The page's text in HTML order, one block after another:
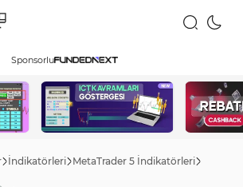
Sponsorlu
İndikatörleri MetaTrader 5 İndikatörleri